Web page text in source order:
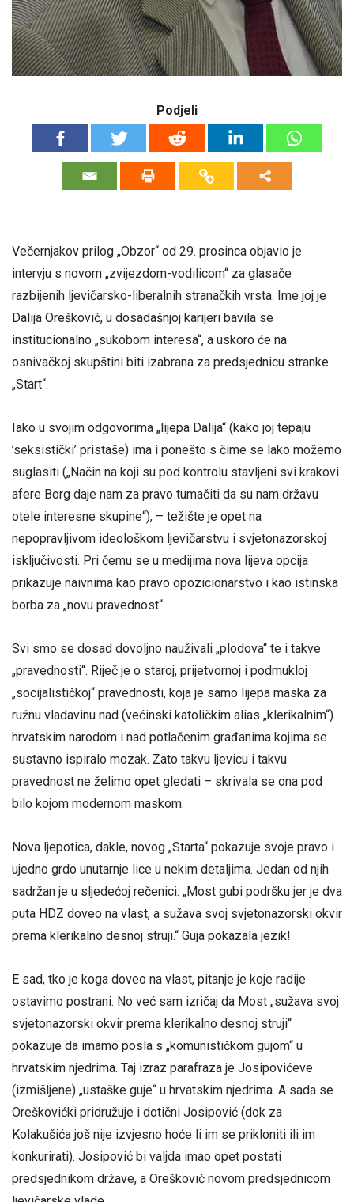
Podjeli
Večernjakov prilog „Obzor“ od 29. prosinca objavio je
intervju s novom „zvijezdom-vodilicom“ za glasače
razbijenih ljevičarsko-liberalnih stranačkih vrsta. Ime joj je
Dalija Orešković, u dosadašnjoj karijeri bavila se
institucionalno „sukobom interesa“, a uskoro će na
osnivačkoj skupštini biti izabrana za predsjednicu stranke
„Start“.
Iako u svojim odgovorima „lijepa Dalija“ (kako joj tepaju
’seksistički’ pristaše) ima i ponešto s čime se lako možemo
suglasiti („Način na koji su pod kontrolu stavljeni svi krakovi
afere Borg daje nam za pravo tumačiti da su nam državu
otele interesne skupine“), – težište je opet na
nepopravljivom ideološkom ljevičarstvu i svjetonazorskoj
isključivosti. Pri čemu se u medijima nova lijeva opcija
prikazuje naivnima kao pravo opozicionarstvo i kao istinska
borba za „novu pravednost“.
Svi smo se dosad dovoljno nauživali „plodova“ te i takve
„pravednosti“. Riječ je o staroj, prijetvornoj i podmukloj
„socijalističkoj“ pravednosti, koja je samo lijepa maska za
ružnu vladavinu nad (većinski katoličkim alias „klerikalnim“)
hrvatskim narodom i nad potlačenim građanima kojima se
sustavno ispiralo mozak. Zato takvu ljevicu i takvu
pravednost ne želimo opet gledati – skrivala se ona pod
bilo kojom modernom maskom.
Nova ljepotica, dakle, novog „Starta“ pokazuje svoje pravo i
ujedno grdo unutarnje lice u nekim detaljima. Jedan od njih
sadržan je u sljedećoj rečenici: „Most gubi podršku jer je dva
puta HDZ doveo na vlast, a sužava svoj svjetonazorski okvir
prema klerikalno desnoj struji.“ Guja pokazala jezik!
E sad, tko je koga doveo na vlast, pitanje je koje radije
ostavimo postrani. No već sam izričaj da Most „sužava svoj
svjetonazorski okvir prema klerikalno desnoj struji“
pokazuje da imamo posla s „komunističkom gujom“ u
hrvatskim njedrima. Taj izraz parafraza je Josipovićeve
(izmišljene) „ustaške guje“ u hrvatskim njedrima. A sada se
Oreškovićki pridružuje i dotični Josipović (dok za
Kolakušića još nije izvjesno hoće li im se prikloniti ili im
konkurirati). Josipović bi valjda imao opet postati
predsjednikom države, a Orešković novom predsjednicom